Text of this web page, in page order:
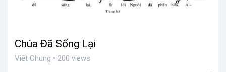
Chúa Đã Sống Lại
Viết Chung • 200 views